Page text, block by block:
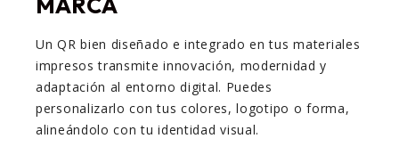
Un QR bien diseñado e integrado en tus materiales
impresos transmite innovación, modernidad y
adaptación al entorno digital. Puedes
personalizarlo con tus colores, logotipo o forma,
alineándolo con tu identidad visual.